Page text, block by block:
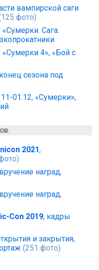
вампирской саги
фото)
Сага.
4», «Бой с
сезона под
01.12, «Сумерки»,
2021,
наград,
наград,
Con 2019, кадры
и закрытия,
(251 фото)